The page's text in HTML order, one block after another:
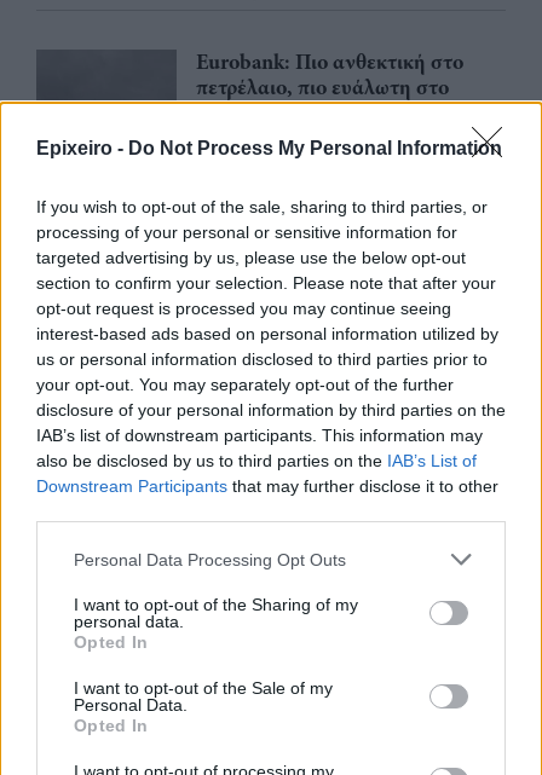
Epixeiro - Do Not Process My Personal Information
If you wish to opt-out of the sale, sharing to third parties, or
processing of your personal or sensitive information for
targeted advertising by us, please use the below opt-out
section to confirm your selection. Please note that after your
opt-out request is processed you may continue seeing
interest-based ads based on personal information utilized by
us or personal information disclosed to third parties prior to
your opt-out. You may separately opt-out of the further
disclosure of your personal information by third parties on the
IAB’s list of downstream participants. This information may
also be disclosed by us to third parties on the IAB’s List of
Downstream Participants that may further disclose it to other
Personal Data Processing Opt Outs
I want to opt-out of the Sharing of my
personal data.
Opted In
I want to opt-out of the Sale of my
Personal Data.
Opted In
Eurobank: Πιο ανθεκτική στο
πετρέλαιο, πιο ευάλωτη στο
φυσικό αέριο η Ευρώπη
06/08/26| 17:34
Δυτική Αττική: Έργα
αποκατάστασης 113.000
στρεμμάτων μετά την πυρκαγιά –
Παρεμβάσεις πριν τον χειμώνα
06/08/26|15:26
SOWISE+: Η επιστήμη και η
καινοτομία στην υπηρεσία μιας
βιώσιμης κυκλικής οικονομίας
06/08/26 15:15
ενεργοποίησης της ρήτρας
διαφυγής για την ενίσχυση της
ενεργειακής ανθεκτικότητας
Ο Όμιλος ΑΒΑΞ ανέλαβε έργο